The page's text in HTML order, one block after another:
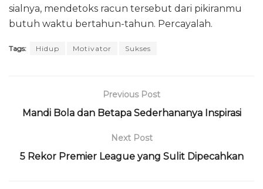
sialnya, mendetoks racun tersebut dari pikiranmu
butuh waktu bertahun-tahun. Percayalah.
Tags: Hidup Motivator Sukses
Previous Post
Mandi Bola dan Betapa Sederhananya Inspirasi
Next Post
5 Rekor Premier League yang Sulit Dipecahkan